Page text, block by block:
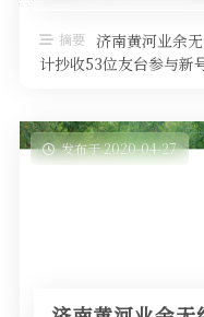
摘要 济南黄河业余
计抄收53位友台参与新
发布于 2020-04-27